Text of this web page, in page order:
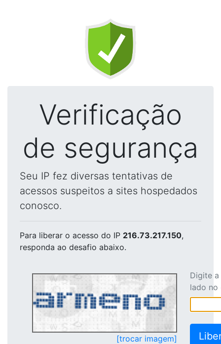
Verificação
de segurança
Seu IP fez diversas tentativas de
acessos suspeitos a sites hospedados
conosco.
Para liberar o acesso do IP 216.73.217.150,
responda ao desafio abaixo.
[trocar imagem]
Digite
lado no